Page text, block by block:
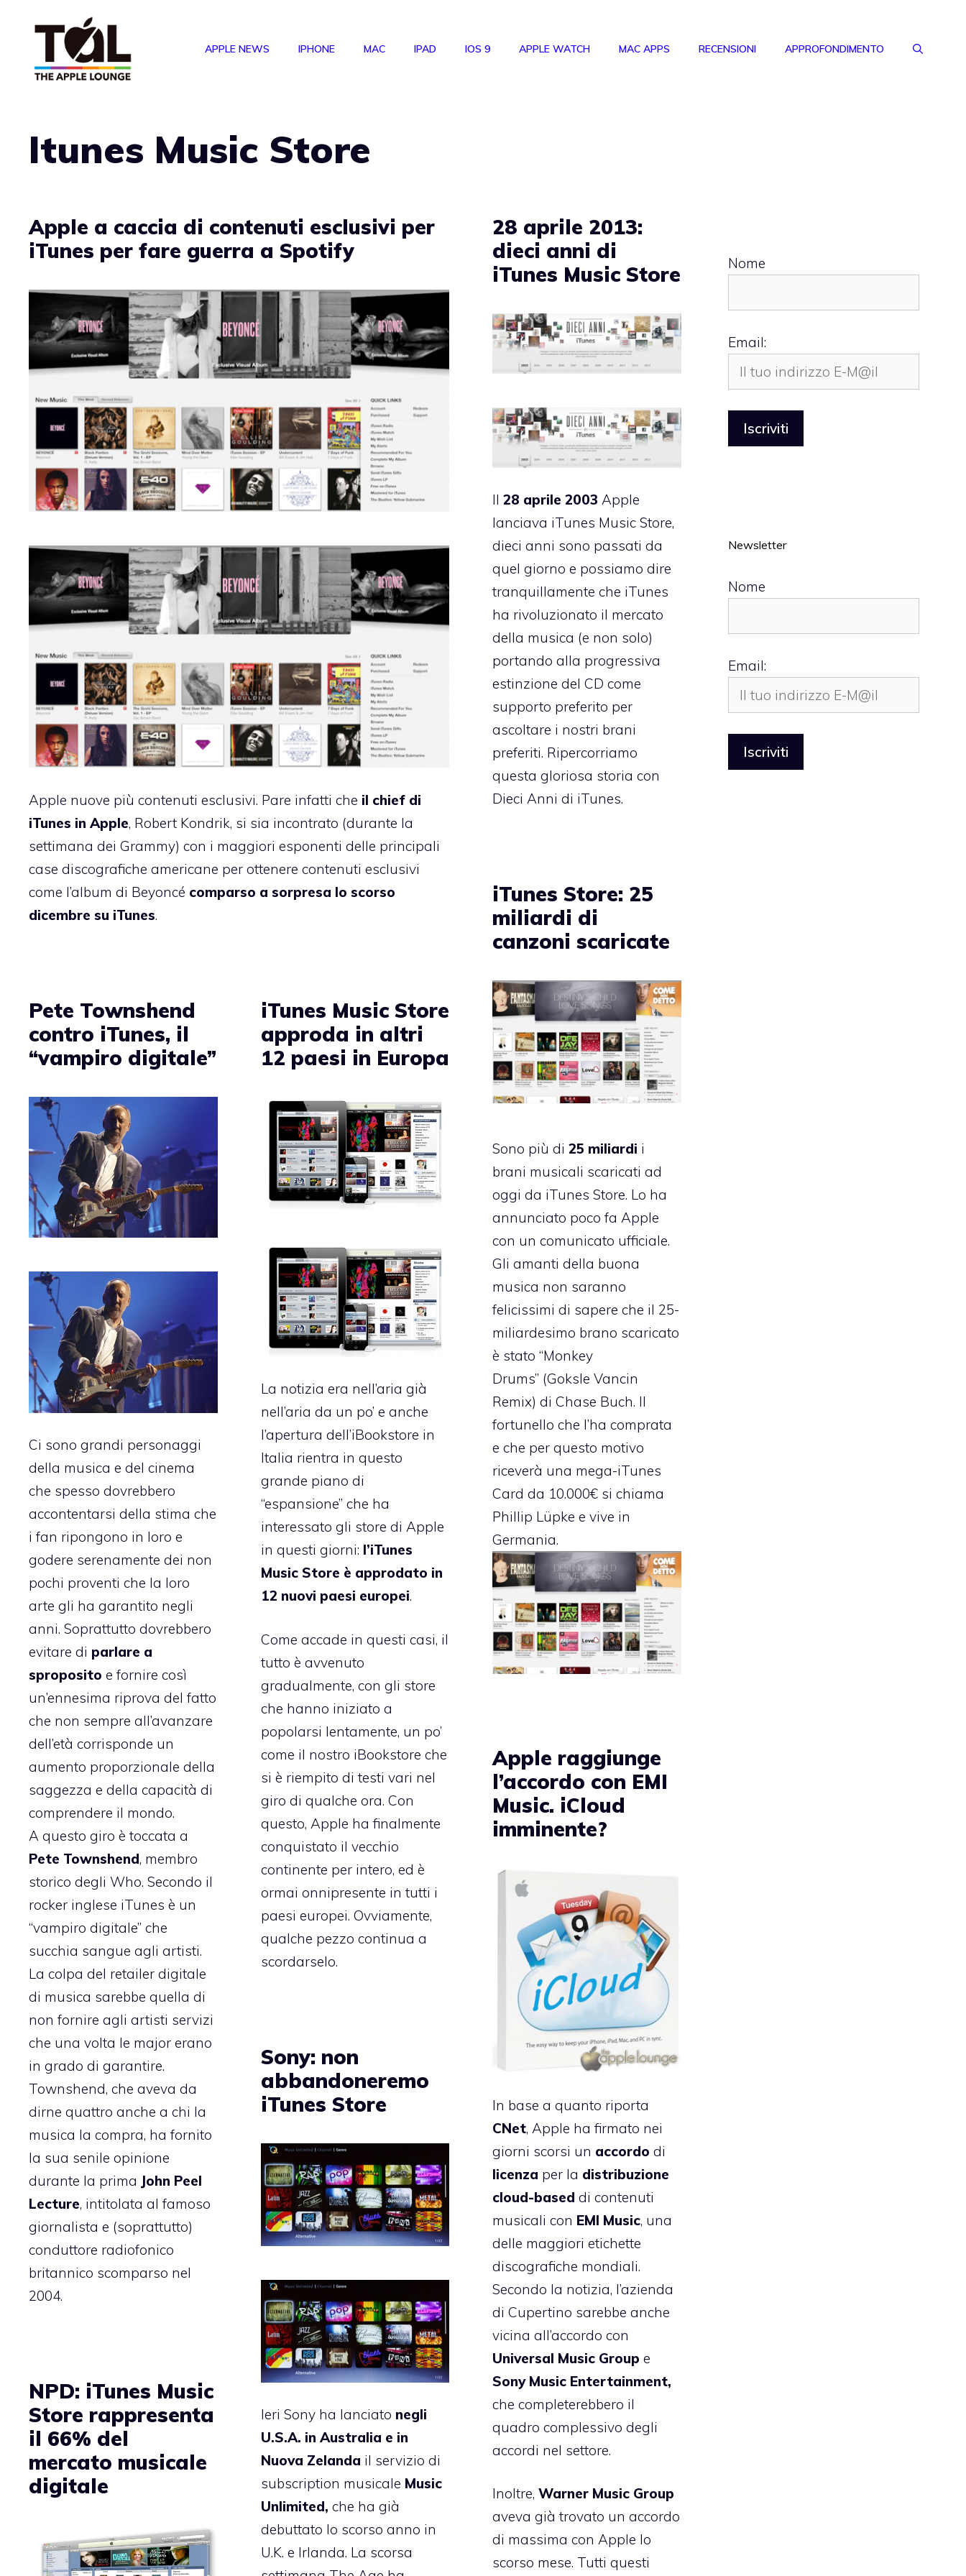
APPLE NEWS IPHONE MAC IPAD IOS 9 APPLE WATCH MAC APPS RECENSIONI APPROFONDIMENTO
Itunes Music Store
Apple a caccia di contenuti esclusivi per
iTunes per fare guerra a Spotify
Apple nuove più contenuti esclusivi. Pare infatti che il chief di
iTunes in Apple, Robert Kondrik, si sia incontrato (durante la
settimana dei Grammy) con i maggiori esponenti delle principali
case discografiche americane per ottenere contenuti esclusivi
come l’album di Beyoncé comparso a sorpresa lo scorso
dicembre su iTunes.
28 aprile 2013:
dieci anni di
iTunes Music Store
Il28 aprile 2003 Apple
lanciava iTunes Music Store,
dieci anni sono passati da
quel giorno e possiamo dire
tranquillamente che iTunes
ha rivoluzionato il mercato
della musica (e non solo)
portando alla progressiva
estinzione del CD come
supporto preferito per
ascoltare i nostri brani
preferiti. Ripercorriamo
questa gloriosa storia con
Dieci Anni di iTunes.
iTunes Store: 25
miliardi di
canzoni scaricate
Sono più di25 miliardi i
brani musicali scaricati ad
oggi da iTunes Store. Lo ha
annunciato poco fa Apple
con un comunicato ufficiale.
Gli amanti della buona
musica non saranno
felicissimi di sapere che il 25-
miliardesimo brano scaricato
è stato“Monkey
Drums” (Goksle Vancin
Remix) di Chase Buch. Il
fortunello che l’ha comprata
e che per questo motivo
riceverà una mega-iTunes
Card da 10.000€ si chiama
Phillip Lüpke e vive in
Germania.
Pete Townshend
contro iTunes, il
“vampiro digitale”
Ci sono grandi personaggi
della musica e del cinema
che spesso dovrebbero
accontentarsi della stima che
i fan ripongono in loro e
godere serenamente dei non
pochi proventi che la loro
arte gli ha garantito negli
anni. Soprattutto dovrebbero
evitare di parlare a
sproposito e fornire così
un’ennesima riprova del fatto
che non sempre all’avanzare
dell’età corrisponde un
aumento proporzionale della
saggezza e della capacità di
comprendere il mondo.
A questo giro è toccata a
Pete Townshend, membro
storico degli Who. Secondo il
rocker inglese iTunes è un
“vampiro digitale” che
succhia sangue agli artisti.
La colpa del retailer digitale
di musica sarebbe quella di
non fornire agli artisti servizi
che una volta le major erano
in grado di garantire.
Townshend, che aveva da
dirne quattro anche a chi la
musica la compra, ha fornito
la sua senile opinione
durante la prima John Peel
Lecture, intitolata al famoso
giornalista e (soprattutto)
conduttore radiofonico
britannico scomparso nel
2004.
iTunes Music Store
approda in altri
12 paesi in Europa
La notizia era nell’aria già
nell’aria da un po’ e anche
l’apertura dell’iBookstore in
Italia rientra in questo
grande piano di
“espansione” che ha
interessato gli store di Apple
in questi giorni: l’iTunes
Music Store è approdato in
12 nuovi paesi europei.
Come accade in questi casi, il
tutto è avvenuto
gradualmente, con gli store
che hanno iniziato a
popolarsi lentamente, un po’
come il nostro iBookstore che
si è riempito di testi vari nel
giro di qualche ora. Con
questo, Apple ha finalmente
conquistato il vecchio
continente per intero, ed è
ormai onnipresente in tutti i
paesi europei. Ovviamente,
qualche pezzo continua a
scordarselo.
Apple raggiunge
l’accordo con EMI
Music. iCloud
imminente?
In base a quanto riporta
CNet, Apple ha firmato nei
giorni scorsi un accordo di
licenza per la distribuzione
cloud-based di contenuti
musicali con EMI Music, una
delle maggiori etichette
discografiche mondiali.
Secondo la notizia, l’azienda
di Cupertino sarebbe anche
vicina all’accordo con
Universal Music Group e
Sony Music Entertainment,
che completerebbero il
quadro complessivo degli
accordi nel settore.
Inoltre,Warner Music Group
aveva già trovato un accordo
di massima con Apple lo
scorso mese. Tutti questi
Sony: non
abbandoneremo
iTunes Store
Ieri Sony ha lanciato negli
U.S.A. in Australia e in
Nuova Zelanda il servizio di
subscription musicale Music
Unlimited, che ha già
debuttato lo scorso anno in
U.K. e Irlanda. La scorsa
NPD: iTunes Music
Store rappresenta
il 66% del
mercato musicale
digitale
Nome
Email:
Newsletter
Nome
Email: